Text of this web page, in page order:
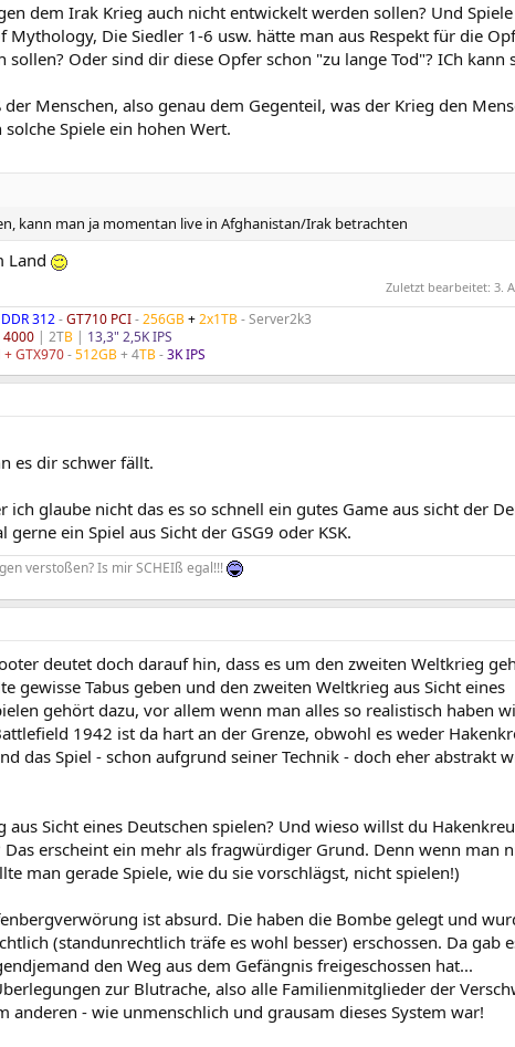
dem Irak Krieg auch nicht entwickelt werden sollen? Und
Mythology, Die Siedler 1-6 usw. hätte man aus Respekt für die
Oder sind dir diese Opfer schon "zu lange Tod"? ICh kann
Menschen, also genau dem Gegenteil, was der Krieg den
Spiele ein hohen Wert.
kann man ja momentan live in Afghanistan/Irak betrachten
Land
Zuletzt bearbeitet: 3.
312-GT710 PCI-256GB+2x1TB- Server2k3
4000 | 2TB | 13,3" 2,5K IPS
GTX970-512GB+ 4TB-3K IPS
es dir schwer fällt.
glaube nicht das es so schnell ein gutes Game aus sicht der
ein Spiel aus Sicht der GSG9 oder KSK.
verstoßen? Is mir SCHEIß egal!!!
deutet doch darauf hin, dass es um den zweiten Weltkrieg
gewisse Tabus geben und den zweiten Weltkrieg aus Sicht eines
gehört dazu, vor allem wenn man alles so realistisch haben
1942 ist da hart an der Grenze, obwohl es weder
das Spiel - schon aufgrund seiner Technik - doch eher abstrakt
Sicht eines Deutschen spielen? Und wieso willst du
erscheint ein mehr als fragwürdiger Grund. Denn wenn man
man gerade Spiele, wie du sie vorschlägst, nicht spielen!)
ist absurd. Die haben die Bombe gelegt und
(standunrechtlich träfe es wohl besser) erschossen. Da gab
den Weg aus dem Gefängnis freigeschossen hat...
zur Blutrache, also alle Familienmitglieder der
anderen - wie unmenschlich und grausam dieses System war!